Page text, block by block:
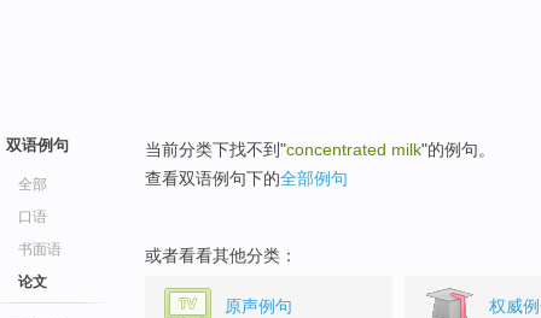
双语例句
全部
口语
书面语
论文
当前分类下找不到"concentrated milk"的例句。
查看双语例句下的全部例句
或者看看其他分类：
原声例句 权威